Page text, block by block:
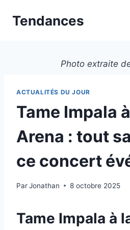
Tendances
Photo extraite
ACTUALITÉS DU JOUR
Tame Impala
Arena : tout
ce concert
ParJonathan 8 octobre 2025
Tame Impala à